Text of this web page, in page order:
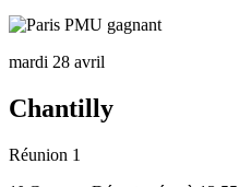
mardi 28 avril
Chantilly
Réunion 1